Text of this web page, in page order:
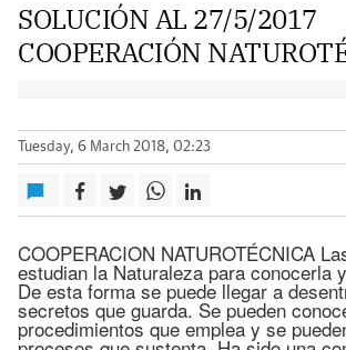
SOLUCIÓN AL 27/5/2017
COOPERACIÓN
Tuesday, 6 March 2018, 02:23
COOPERACION NATUROTÉCNICA
estudian la Naturaleza para conocerla
De esta forma se puede llegar a
secretos que guarda. Se pueden
procedimientos que emplea y se